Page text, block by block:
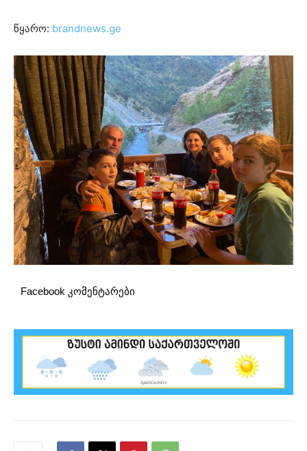
წყარო: brandnews.ge
Facebook კომენტარები